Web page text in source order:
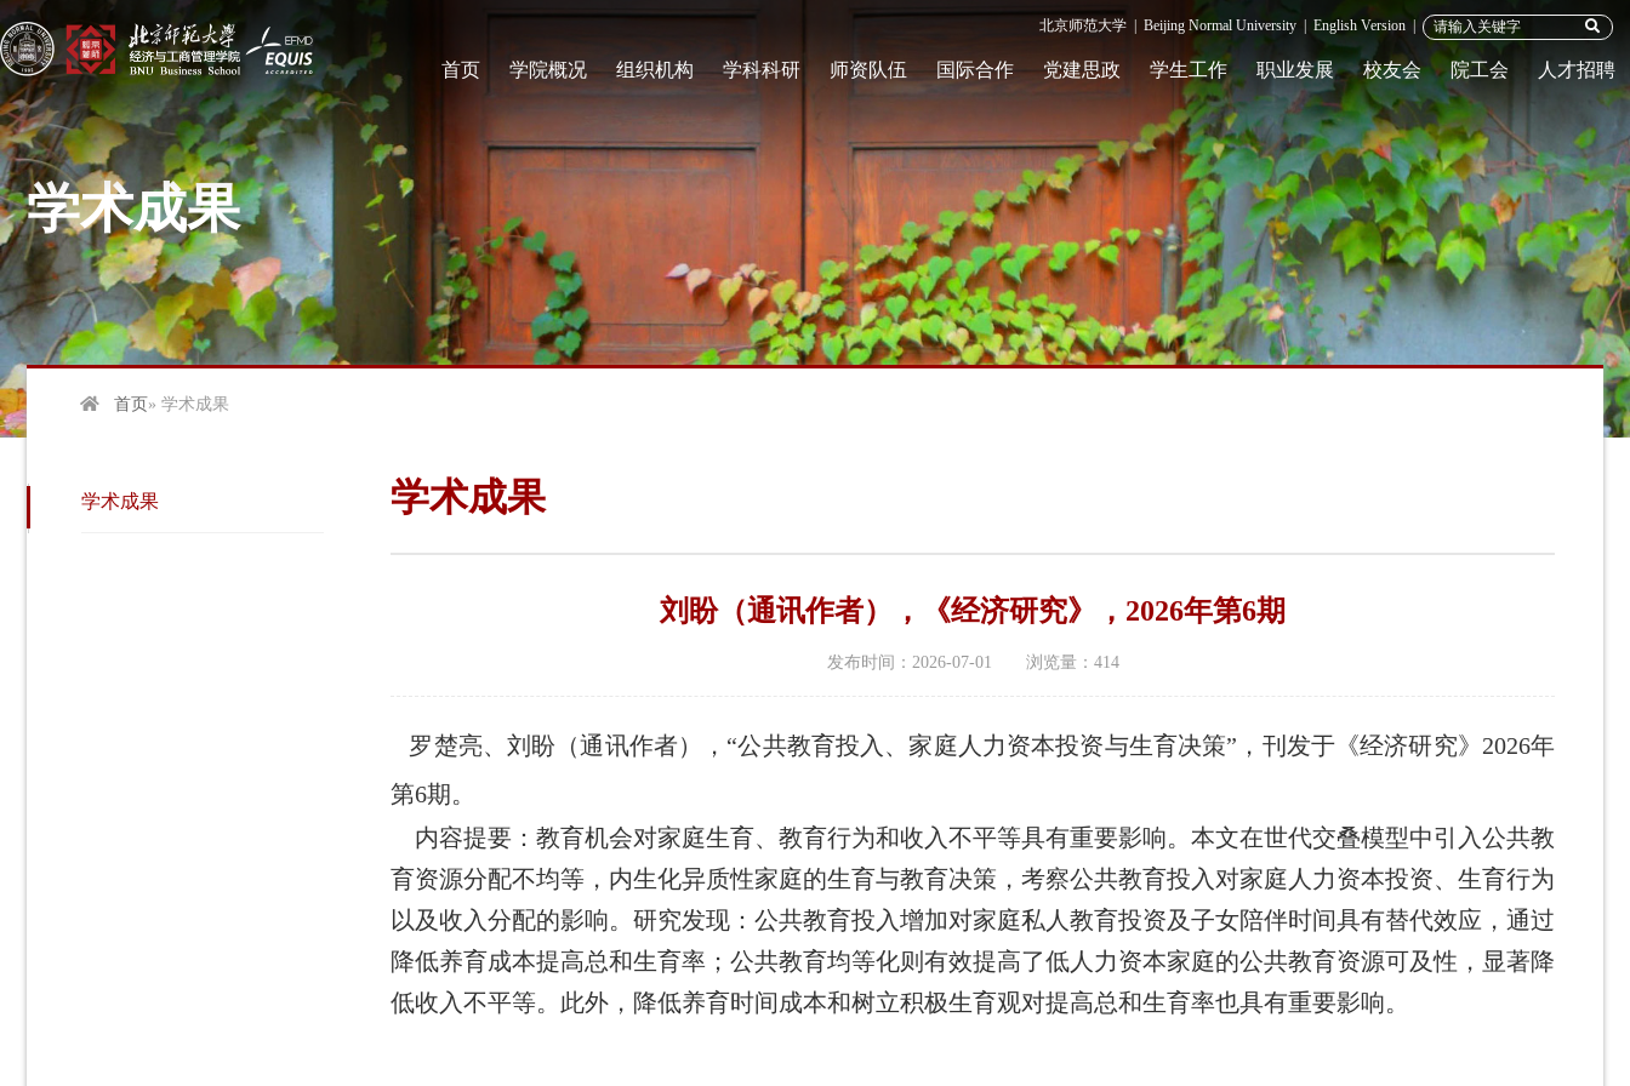
首页 学院概况 组织机构 学科科研 师资队伍 国际合作 党建思政 学生工作 职业发展 校友会 院工会 人才招聘
北京师范大学 Beijing Normal University English Version |
学术成果
首页» 学术成果
学术成果 学术成果
刘盼（通讯作者），《经济研究》，2026年第6期
发布时间：2026-07-01 浏览量： 414
罗楚亮、刘盼（通讯作者），“公共教育投入、家庭人力资本投资与生育决策”，刊发于《经济研究》2026年
第6期。
内容提要：教育机会对家庭生育、教育行为和收入不平等具有重要影响。本文在世代交叠模型中引入公共教
育资源分配不均等，内生化异质性家庭的生育与教育决策，考察公共教育投入对家庭人力资本投资、生育行为
以及收入分配的影响。研究发现：公共教育投入增加对家庭私人教育投资及子女陪伴时间具有替代效应，通过
降低养育成本提高总和生育率；公共教育均等化则有效提高了低人力资本家庭的公共教育资源可及性，显著降
低收入不平等。此外，降低养育时间成本和树立积极生育观对提高总和生育率也具有重要影响。